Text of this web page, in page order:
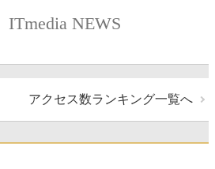
ITmedia NEWS
アクセス数ランキング一覧へ